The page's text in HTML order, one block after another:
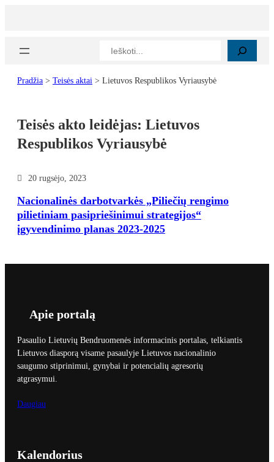
Paieška
Pradžia > Teisės aktai > Lietuvos Respublikos Vyriausybė
Teisės akto leidėjas: Lietuvos
Respublikos Vyriausybė
20 rugsėjo, 2023
Nacionalinės darbotvarkės „Piliečių rengimo
pilietiniam pasipriešinimui strategijos“
įgyvendinimo planas 2023-2025
Apie portalą
Pasaulio Lietuvių Bendruomenės informacinis portalas, telkiantis
Lietuvos diasporą visame pasaulyje Lietuvos nacionalinio
saugumo stiprinimui, gynybai ir potencialių agresorių
atgrasymui.
Daugiau
Kalendorius